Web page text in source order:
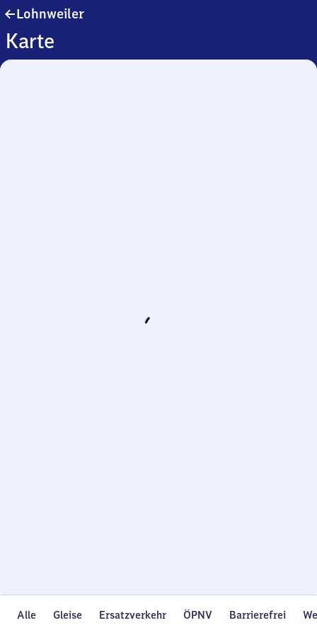
Lohnweiler
Karte
Alle Gleise Ersatzverkehr ÖPNV Barrierefrei